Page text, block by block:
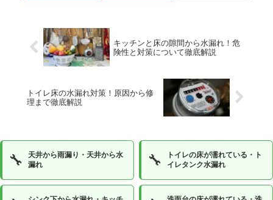
キッチンと床の隙間から水漏れ！危
険性と対策について徹底解説
トイレ床の水漏れ対策！原因から修
理まで徹底解説
🔧
天井から雨漏り・天井から水
漏れ
🔧
トイレの床が濡れている・ト
イレタンク水漏れ